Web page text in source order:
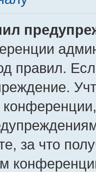
правил.
за что